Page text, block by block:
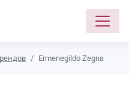
Ermenegildo Zegna